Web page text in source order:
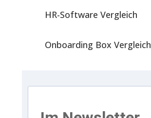
HR-Software Vergleich
Onboarding Box Vergleich